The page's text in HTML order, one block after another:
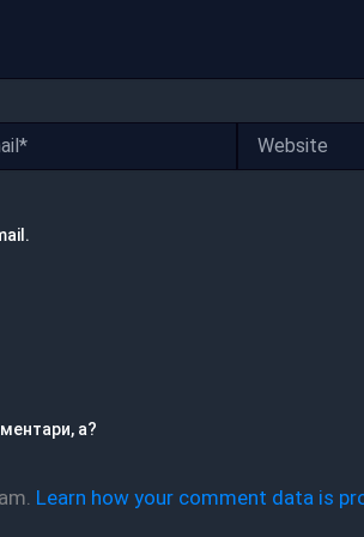
а?
Learn how your comment data is